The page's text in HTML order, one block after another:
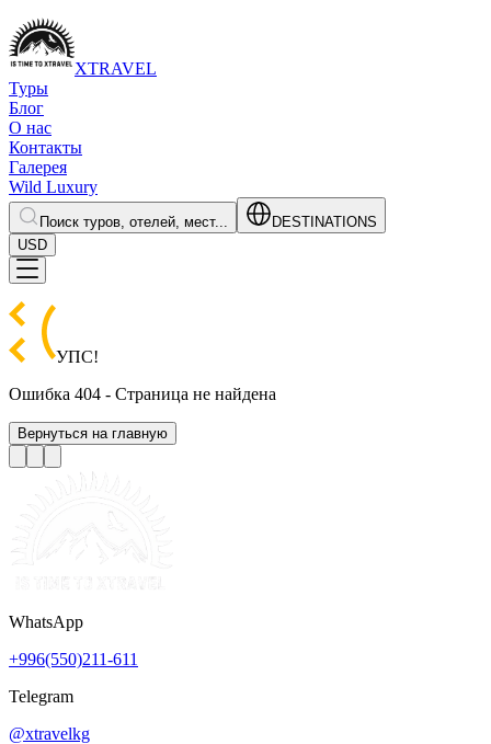
XTRAVEL
Туры
Блог
О нас
Контакты
Галерея
Wild Luxury
Поиск туров, отелей, мест...
DESTINATIONS
USD
УПС!
Ошибка 404 - Страница не найдена
Вернуться на главную
WhatsApp
+996(550)211-611
Telegram
@xtravelkg